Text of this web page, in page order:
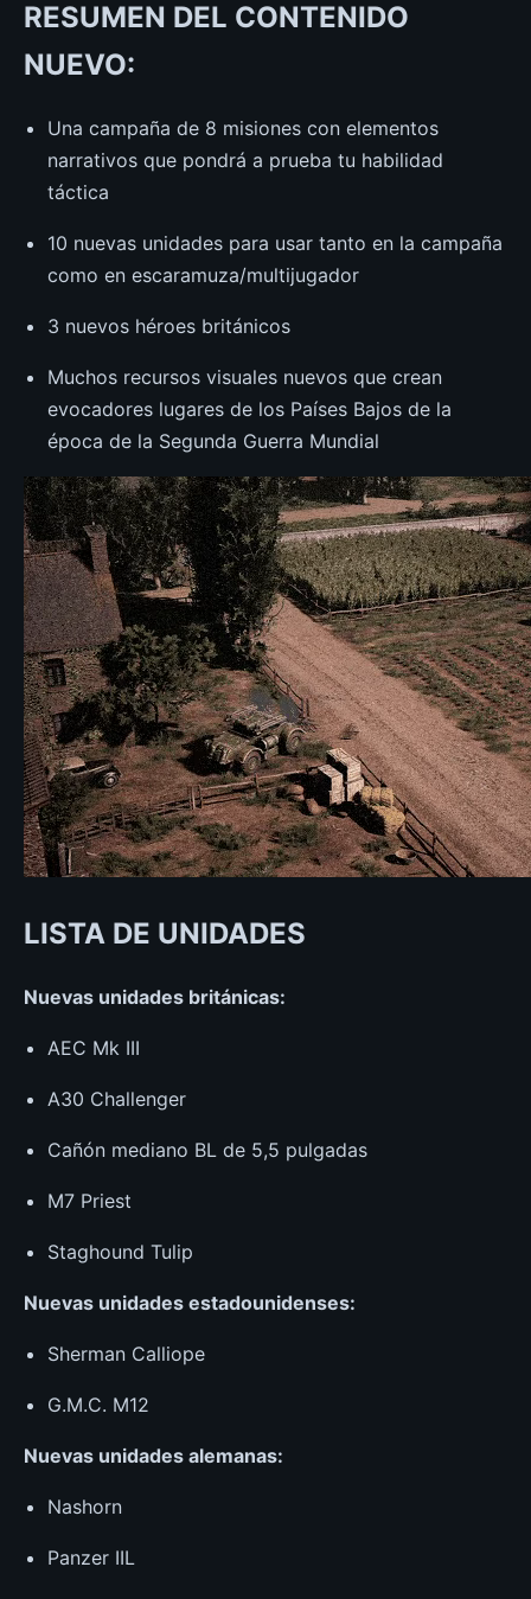
RESUMEN DEL CONTENIDO
NUEVO:
Una campaña de 8 misiones con elementos
narrativos que pondrá a prueba tu habilidad
táctica
10 nuevas unidades para usar tanto en la campaña
como en escaramuza/multijugador
3 nuevos héroes británicos
Muchos recursos visuales nuevos que crean
evocadores lugares de los Países Bajos de la
época de la Segunda Guerra Mundial
LISTA DE UNIDADES
Nuevas unidades británicas:
AEC Mk III
A30 Challenger
Cañón mediano BL de 5,5 pulgadas
M7 Priest
Staghound Tulip
Nuevas unidades estadounidenses:
Sherman Calliope
G.M.C. M12
Nuevas unidades alemanas:
Nashorn
Panzer IIL